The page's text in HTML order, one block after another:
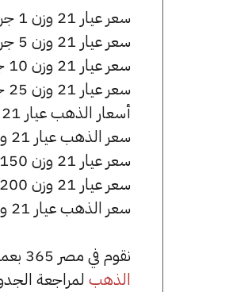
سعر عيار 21 وزن 1 جرام 6750 جنيه للشراء، وللبيع 6820 جنيه.
سعر عيار 21 وزن 5 جرام 33750 جنيه للشراء، وللبيع 34100 جنيه.
سعر عيار 21 وزن 10 جرام 67500 جنيه للشراء، وللبيع 68200 جنيه.
سعر عيار 21 وزن 25 جرام 168750 جنيه للشراء، وللبيع 170500 جنيه.
أسعار الذهب عيار 21 وزن 50 جرام 337500 جنيه للشراء، وللبيع 341000 جنيه.
سعر الذهب عيار 21 وزن 100 جرام 675000 جنيه للشراء، وللبيع 682000 جنيه.
سعر عيار 21 وزن 150 جرام 1012500 جنيه للشراء، وللبيع 1023000 جنيه.
سعر عيار 21 وزن 200 جرام 1350000 جنيه للشراء، وللبيع 1364000 جنيه.
سعر الذهب عيار 21 وزن 250 جرام 1687500 جنيه للشراء، وللبيع 1705000 جنيه.
نقوم في مصر 365 بعمل تغطية مميزة لكافة أسعار الذهب في مصر، يمكنك الاطلاع على صفحة
الذهبلمراجعة